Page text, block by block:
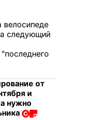
следующий
от
и
нужно